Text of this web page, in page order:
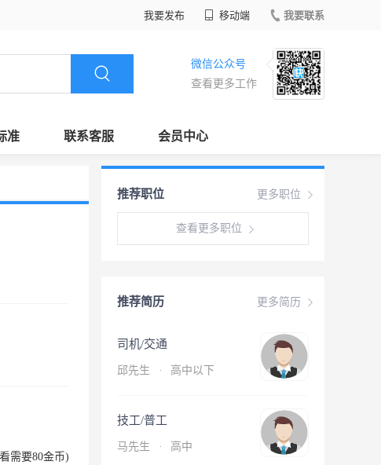
我要发布 移动端 我要联系
微信公众号
查看更多工作
准 联系客服 会员中心
需要80金币)
更多职位
推荐职位
查看更多职位
更多简历
推荐简历
司机/交通
邱先生 · 高中以下
技工/普工
马先生 · 高中